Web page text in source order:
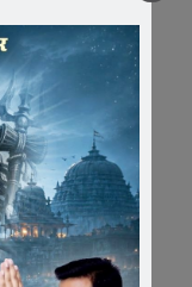
गिरफ्तार, चाकू